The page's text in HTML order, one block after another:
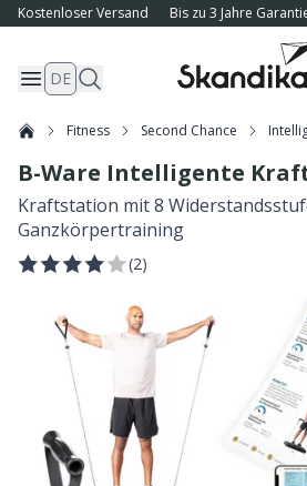
Kostenloser Versand Bis zu 3 Jahre
DE
Fitness Second Chance
B-Ware Intelligente
Kraftstation mit 8
Ganzkörpertraining
(2)